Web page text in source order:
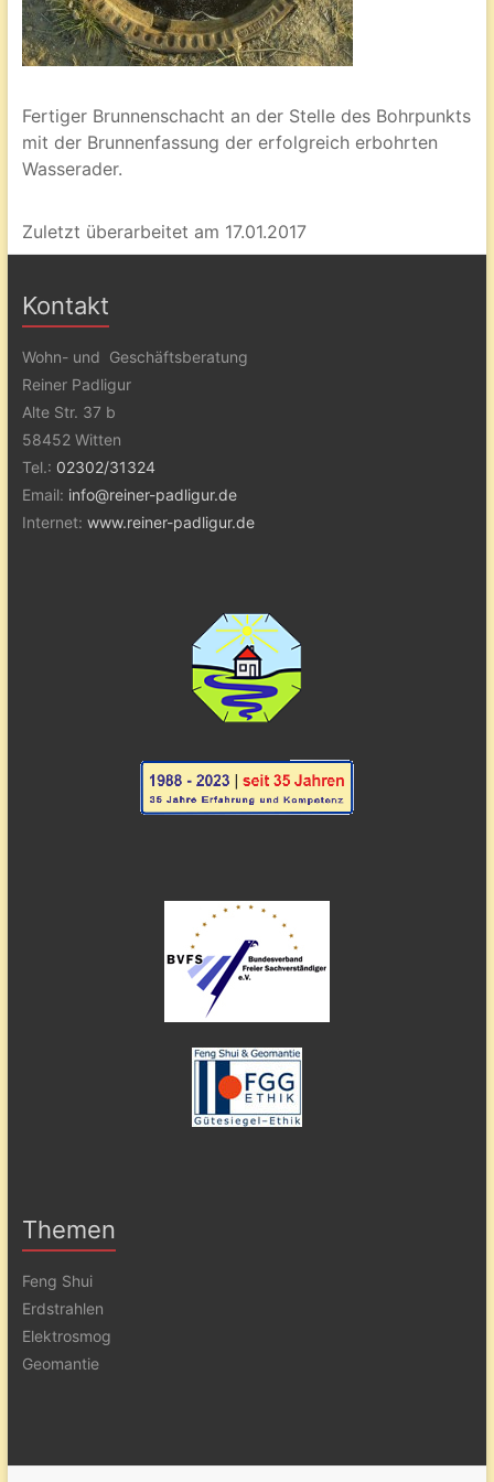
Fertiger Brunnenschacht an der Stelle des Bohrpunkts
mit der Brunnenfassung der erfolgreich erbohrten
Wasserader.
Zuletzt überarbeitet am 17.01.2017
Kontakt
Wohn- und Geschäftsberatung
Reiner Padligur
Alte Str. 37 b
58452 Witten
Tel.: 02302/31324
Email: info@reiner-padligur.de
Internet: www.reiner-padligur.de
Themen
Feng Shui
Erdstrahlen
Elektrosmog
Geomantie